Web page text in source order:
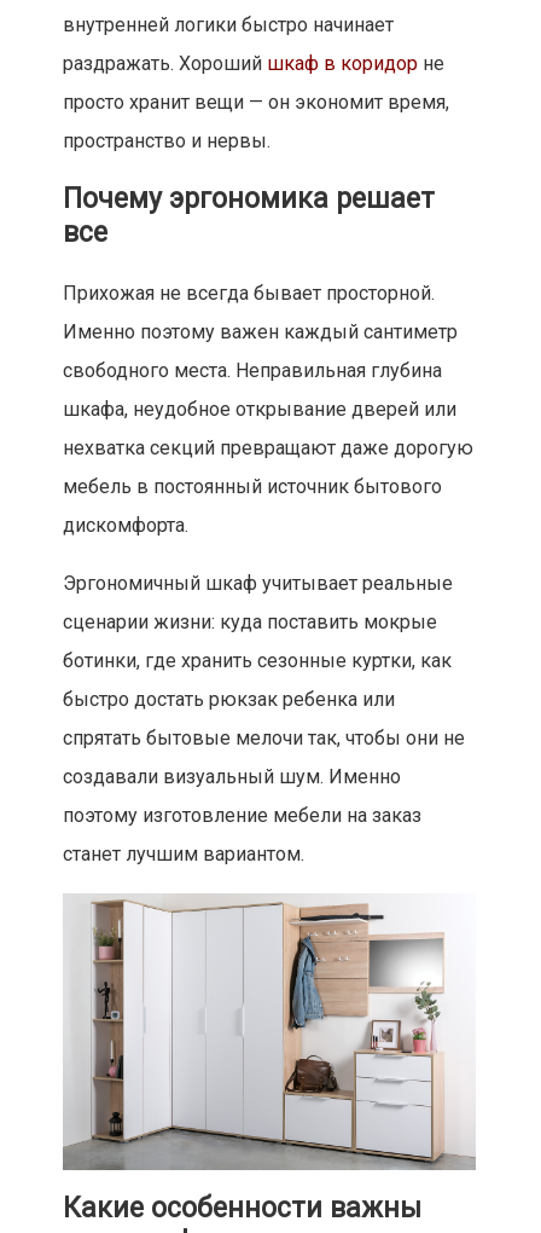
внутренней логики быстро начинает
раздражать. Хороший шкаф в коридорне
просто хранит вещи — он экономит время,
пространство и нервы.
Почему эргономика решает
все
Прихожая не всегда бывает просторной.
Именно поэтому важен каждый сантиметр
свободного места. Неправильная глубина
шкафа, неудобное открывание дверей или
нехватка секций превращают даже дорогую
мебель в постоянный источник бытового
дискомфорта.
Эргономичный шкаф учитывает реальные
сценарии жизни: куда поставить мокрые
ботинки, где хранить сезонные куртки, как
быстро достать рюкзак ребенка или
спрятать бытовые мелочи так, чтобы они не
создавали визуальный шум. Именно
поэтому изготовление мебели на заказ
станет лучшим вариантом.
Какие особенности важны